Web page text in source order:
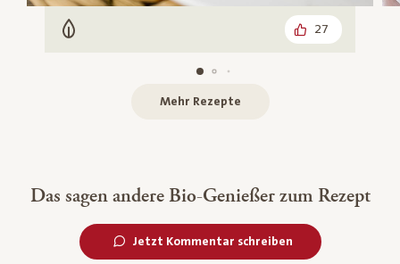
Vegetarisch 27
Mehr Rezepte
Das sagen andere Bio-Genießer zum Rezept
Jetzt Kommentar schreiben